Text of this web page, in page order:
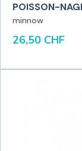
POISSON-
minnow
26,50 CHF